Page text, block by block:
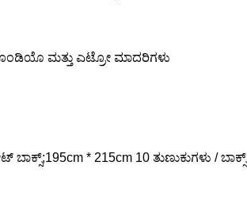
ಮತ್ತು ಎಟ್ರೋ ಮಾದರಿಗಳು
ಬಾಕ್ಸ್;195cm * 215cm 10 ತುಣುಕುಗಳು / ಬಾಕ್ಸ್